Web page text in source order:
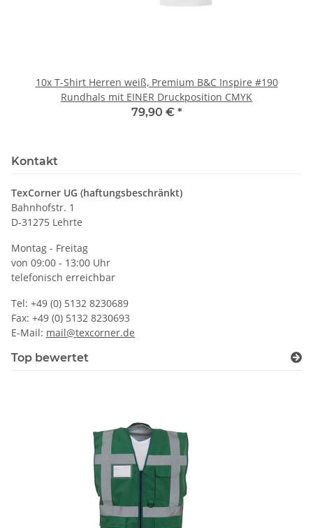
10x T-Shirt Herren weiß, Premium B&C Inspire #190
Rundhals mit EINER Druckposition CMYK
79,90 € *
Kontakt
TexCorner UG (haftungsbeschränkt)
Bahnhofstr. 1
D-31275 Lehrte
Montag - Freitag
von 09:00 - 13:00 Uhr
telefonisch erreichbar
Tel: +49 (0) 5132 8230689
Fax: +49 (0) 5132 8230693
E-Mail: mail@texcorner.de
Top bewertet